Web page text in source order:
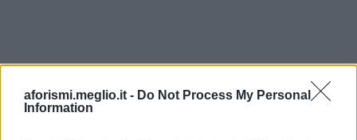
aforismi.meglio.it - Do Not Process My Personal
Information